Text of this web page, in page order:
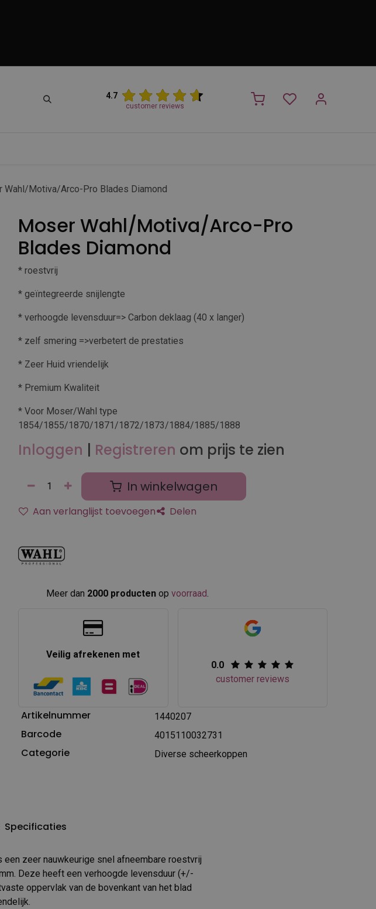
4.7
customer reviews
Wahl/Motiva/Arco-Pro Blades Diamond
Moser Wahl/Motiva/Arco-Pro
Blades Diamond
* roestvrij
* geïntegreerde snijlengte
* verhoogde levensduur=> Carbon deklaag (40 x langer)
* zelf smering =>verbetert de prestaties
* Zeer Huid vriendelijk
* Premium Kwaliteit
* Voor Moser/Wahl type
1854/1855/1870/1871/1872/1873/1884/1885/1888
Inloggen | Registreren om prijs te zien
In winkelwagen
Aan verlanglijst toevoegen Delen
Meer dan 2000 producten op voorraad
Veilig afrekenen met
0.0
customer reviews
Artikelnummer 1440207
Barcode 4015110032731
Categorie Diverse scheerkoppen
Specificaties
zeer nauwkeurige snel afneembare roestvrij
Deze heeft een verhoogde levensduur (+/-
oppervlak van de bovenkant van het blad